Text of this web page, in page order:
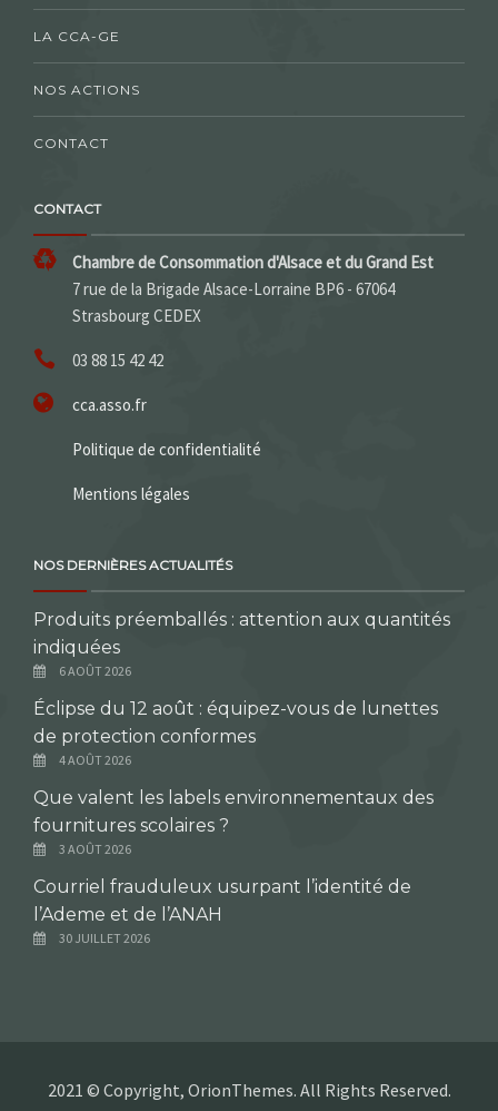
LA CCA-GE
NOS ACTIONS
CONTACT
CONTACT
Chambre de Consommation d'Alsace et du Grand Est
7 rue de la Brigade Alsace-Lorraine BP6 - 67064
Strasbourg CEDEX
03 88 15 42 42
cca.asso.fr
Politique de confidentialité
Mentions légales
NOS DERNIÈRES ACTUALITÉS
Produits préemballés : attention aux quantités
indiquées
6 AOÛT 2026
Éclipse du 12 août : équipez-vous de lunettes
de protection conformes
4 AOÛT 2026
Que valent les labels environnementaux des
fournitures scolaires ?
3 AOÛT 2026
Courriel frauduleux usurpant l’identité de
l’Ademe et de l’ANAH
30 JUILLET 2026
2021 © Copyright, OrionThemes. All Rights Reserved.